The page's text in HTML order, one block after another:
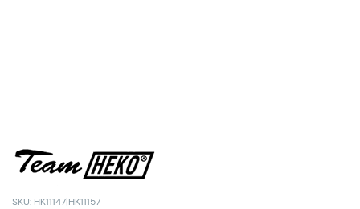
SKU: HK11147|HK11157